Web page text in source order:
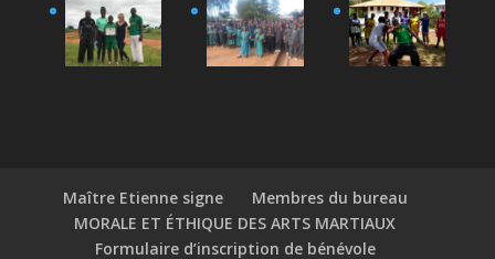
Maître Etienne signe
Membres du bureau
MORALE ET ÉTHIQUE DES ARTS MARTIAUX
Formulaire d’inscription de bénévole